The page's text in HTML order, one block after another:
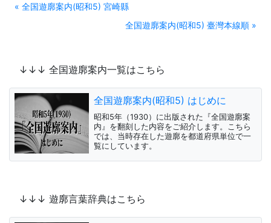
« 全国遊廓案内(昭和5) 宮崎縣
全国遊廓案内(昭和5) 臺灣本線順 »
↓↓↓ 全国遊廓案内一覧はこちら
全国遊廓案内(昭和5) はじめに
昭和5年（1930）に出版された『全国遊廓案
内』を翻刻した内容をご紹介します。こちら
では、当時存在した遊廓を都道府県単位で一
覧にしています。
↓↓↓ 遊廓言葉辞典はこちら